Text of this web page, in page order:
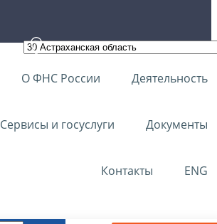
О ФНС России Деятельность
Сервисы и госуслуги Документы
Контакты ENG